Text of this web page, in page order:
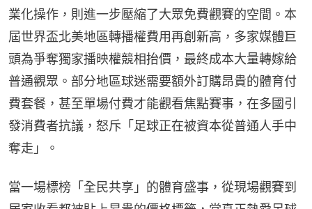
業化操作，則進一步壓縮了大眾免費觀賽的空間。本
屆世界盃北美地區轉播權費用再創新高，多家媒體巨
頭為爭奪獨家播映權競相抬價，最終成本大量轉嫁給
普通觀眾。部分地區球迷需要額外訂購昂貴的體育付
費套餐，甚至單場付費才能觀看焦點賽事，在多國引
發消費者抗議，怒斥「足球正在被資本從普通人手中
奪走」。
當一場標榜「全民共享」的體育盛事，從現場觀賽到